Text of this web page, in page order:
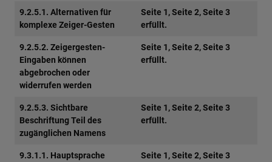
9.2.5.1. Alternativen für
komplexe Zeiger-Gesten
Seite 1, Seite 2, Seite 3
erfüllt.
9.2.5.2. Zeigergesten-
Eingaben können
abgebrochen oder
widerrufen werden
Seite 1, Seite 2, Seite 3
erfüllt.
9.2.5.3. Sichtbare
Beschriftung Teil des
zugänglichen Namens
Seite 1, Seite 2, Seite 3
erfüllt.
9.3.1.1. Hauptsprache
Seite 1, Seite 2, Seite 3